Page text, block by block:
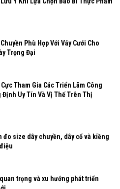
Phù Hợp Với Váy Cưới Cho
Trọng Đại
Tham Gia Các Triển Lãm Công
Định Uy Tín Và Vị Thế Trên Thị
đo size dây chuyền, dây cổ và kiềng
trọng và xu hướng phát triển